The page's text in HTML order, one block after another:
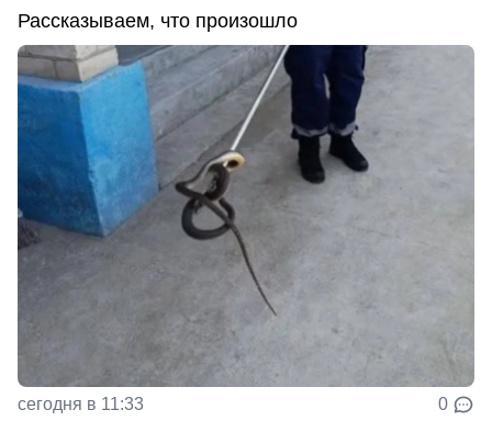
Рассказываем, что произошло
сегодня в 11:33 0